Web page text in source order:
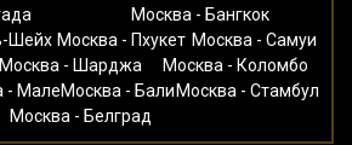
Москва - Бангкок
Шейх Москва - Пхукет Москва - Самуи
Москва - Шарджа
Москва - Коломбо
- МалеМосква - БалиМосква - Стамбул
Москва - Белград